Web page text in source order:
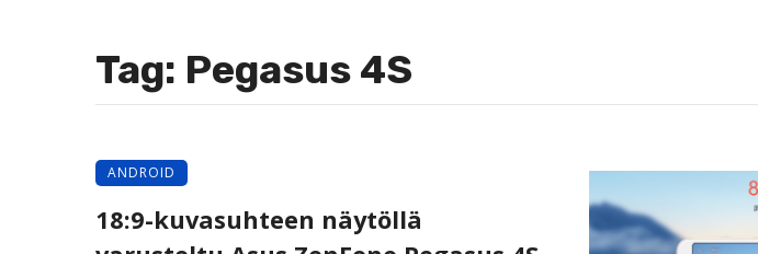
Tag: Pegasus 4S
ANDROID
18:9-kuvasuhteen näytöllä